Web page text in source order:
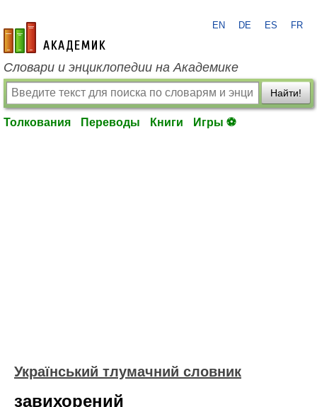
academic.ru
EN DE ES FR
Словари и энциклопедии на Академике
Найти!
Толкования Переводы Книги Игры ⚽
Український тлумачний словник
завихорений